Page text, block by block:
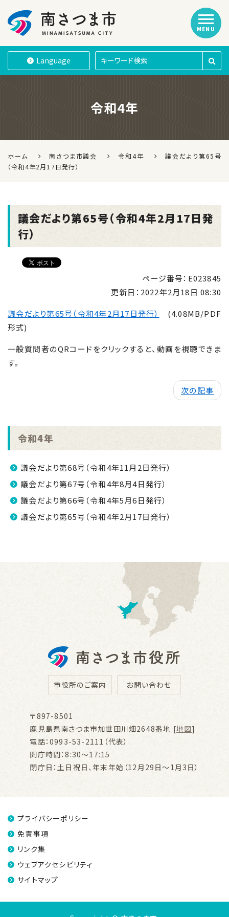
南さつま市
Language
MENU
令和4年
ホーム 南さつま市議会 令和4年
議会だより第65号
（令和4年2月17日発行）
議会だより第65号（令和4年2月17日発
行）
ページ番号：E023845
更新日： 2022年2月18日 08:30
議会だより第65号（令和4年2月17日発行）
(4.08MB/PDF
形式)
一般質問者のQRコードをクリックすると、動画を視聴できま
す。
次の記事
令和4年
議会だより第68号（令和4年11月2日発行）
議会だより第67号（令和4年8月4日発行）
議会だより第66号（令和4年5月6日発行）
議会だより第65号（令和4年2月17日発行）
市役所のご案内 お問い合わせ
〒897-8501
鹿児島県南さつま市加世田川畑2648番地 [地図]
電話：0993-53-2111（代表）
開庁時間：8:30～17:15
閉庁日：土日祝日、年末年始（12月29日～1月3日）
プライバシーポリシー
免責事項
リンク集
ウェブアクセシビリティ
サイトマップ